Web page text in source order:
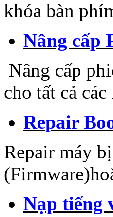
khóa bàn
Nâng cấp
Nâng cấp
cho tất cả
Repair
Repair máy
Nạp tiếng